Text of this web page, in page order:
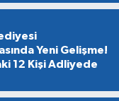
Yeni Gelişme!
12 Kişi Adliyede